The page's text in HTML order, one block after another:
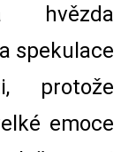
hvězda
spekulace
protože
emoce